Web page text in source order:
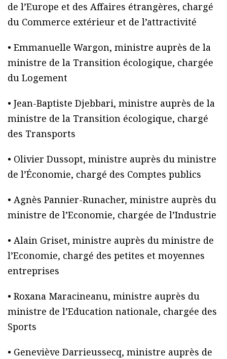
de l’Europe et des Affaires étrangères, chargé
du Commerce extérieur et de l’attractivité
• Emmanuelle Wargon, ministre auprès de la
ministre de la Transition écologique, chargée
du Logement
• Jean-Baptiste Djebbari, ministre auprès de la
ministre de la Transition écologique, chargé
des Transports
• Olivier Dussopt, ministre auprès du ministre
de l’Économie, chargé des Comptes publics
• Agnès Pannier-Runacher, ministre auprès du
ministre de l’Economie, chargée de l’Industrie
• Alain Griset, ministre auprès du ministre de
l’Economie, chargé des petites et moyennes
entreprises
• Roxana Maracineanu, ministre auprès du
ministre de l’Education nationale, chargée des
Sports
• Geneviève Darrieussecq, ministre auprès de